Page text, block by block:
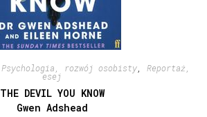
Psychologia, rozwój osobisty, Reportaż,
esej
THE DEVIL YOU KNOW
Gwen Adshead